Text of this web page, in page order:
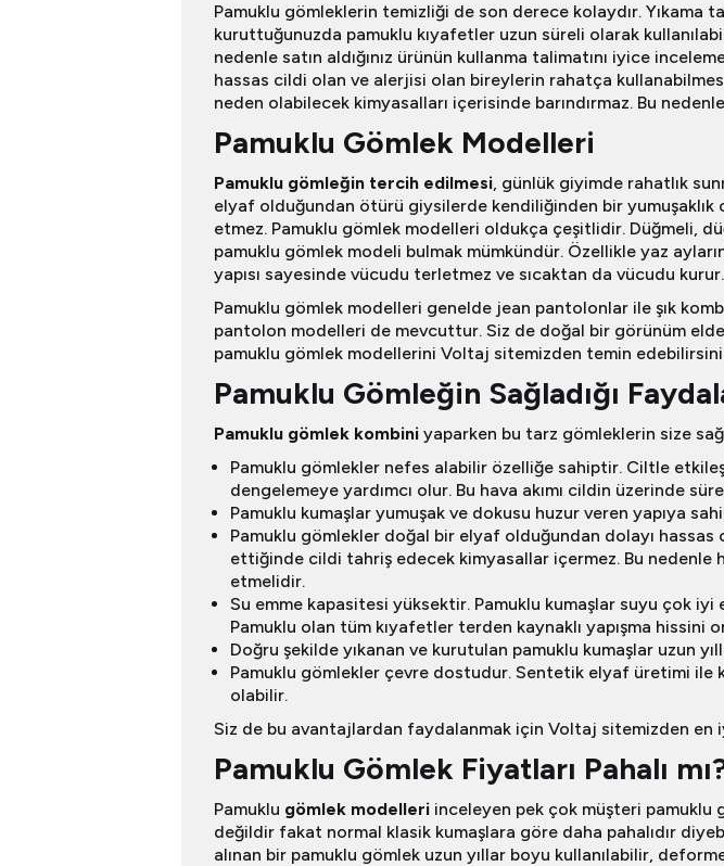
Pamuklu gömleklerin temizliği de son derece kolaydır. Yıkama
kuruttuğunuzda pamuklu kıyafetler uzun süreli olarak
nedenle satın aldığınız ürünün kullanma talimatını iyice
hassas cildi olan ve alerjisi olan bireylerin rahatça
neden olabilecek kimyasalları içerisinde barındırmaz. Bu
Pamuklu Gömlek Modelleri
Pamuklu gömleğin tercih edilmesi, günlük giyimde rahatlık
elyaf olduğundan ötürü giysilerde kendiliğinden bir yumuşaklık
etmez. Pamuklu gömlek modelleri oldukça çeşitlidir. Düğmeli,
pamuklu gömlek modeli bulmak mümkündür. Özellikle yaz
yapısı sayesinde vücudu terletmez ve sıcaktan da vücudu kurur.
Pamuklu gömlek modelleri genelde jean pantolonlar ile şık
pantolon modelleri de mevcuttur. Siz de doğal bir görünüm
pamuklu gömlek modellerini Voltaj sitemizden temin
Pamuklu Gömleğin Sağladığı
Pamuklu gömlek kombini yaparken bu tarz gömleklerin size
Pamuklu gömlekler nefes alabilir özelliğe sahiptir. Ciltle
dengelemeye yardımcı olur. Bu hava akımı cildin üzerinde
Pamuklu kumaşlar yumuşak ve dokusu huzur veren yapıya
Pamuklu gömlekler doğal bir elyaf olduğundan dolayı
ettiğinde cildi tahriş edecek kimyasallar içermez. Bu
etmelidir.
Su emme kapasitesi yüksektir. Pamuklu kumaşlar suyu çok iyi
Pamuklu olan tüm kıyafetler terden kaynaklı yapışma hissini
Doğru şekilde yıkanan ve kurutulan pamuklu kumaşlar uzun
Pamuklu gömlekler çevre dostudur. Sentetik elyaf üretimi ile
olabilir.
Siz de bu avantajlardan faydalanmak için Voltaj sitemizden en
Pamuklu Gömlek Fiyatları Pahalı
Pamuklu gömlek modelleri inceleyen pek çok müşteri pamuklu
değildir fakat normal klasik kumaşlara göre daha pahalıdır
alınan bir pamuklu gömlek uzun yıllar boyu kullanılabilir,